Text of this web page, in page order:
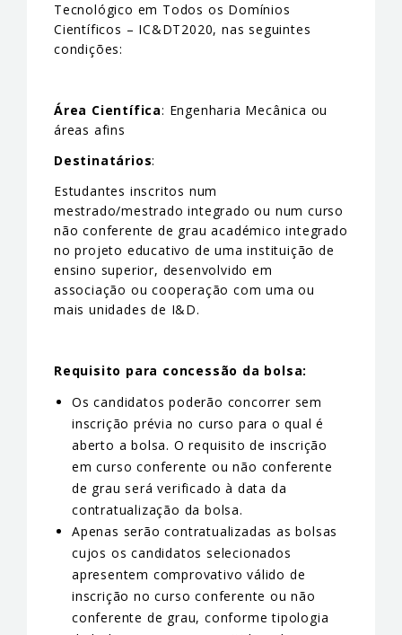
Tecnológico em Todos os Domínios
Científicos – IC&DT2020, nas seguintes
condições:
Área Científica: Engenharia Mecânica ou
áreas afins
Destinatários:
Estudantes inscritos num
mestrado/mestrado integrado ou num curso
não conferente de grau académico integrado
no projeto educativo de uma instituição de
ensino superior, desenvolvido em
associação ou cooperação com uma ou
mais unidades de I&D.
Requisito para concessão da bolsa:
Os candidatos poderão concorrer sem
inscrição prévia no curso para o qual é
aberto a bolsa. O requisito de inscrição
em curso conferente ou não conferente
de grau será verificado à data da
contratualização da bolsa.
Apenas serão contratualizadas as bolsas
cujos os candidatos selecionados
apresentem comprovativo válido de
inscrição no curso conferente ou não
conferente de grau, conforme tipologia